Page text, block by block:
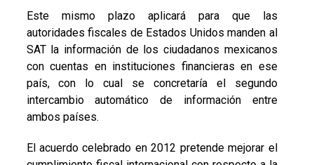
Este mismo plazo aplicará para que las
autoridades fiscales de Estados Unidos manden al
SAT la información de los ciudadanos mexicanos
con cuentas en instituciones financieras en ese
país, con lo cual se concretaría el segundo
intercambio automático de información entre
ambos países.
El acuerdo celebrado en 2012 pretende mejorar el